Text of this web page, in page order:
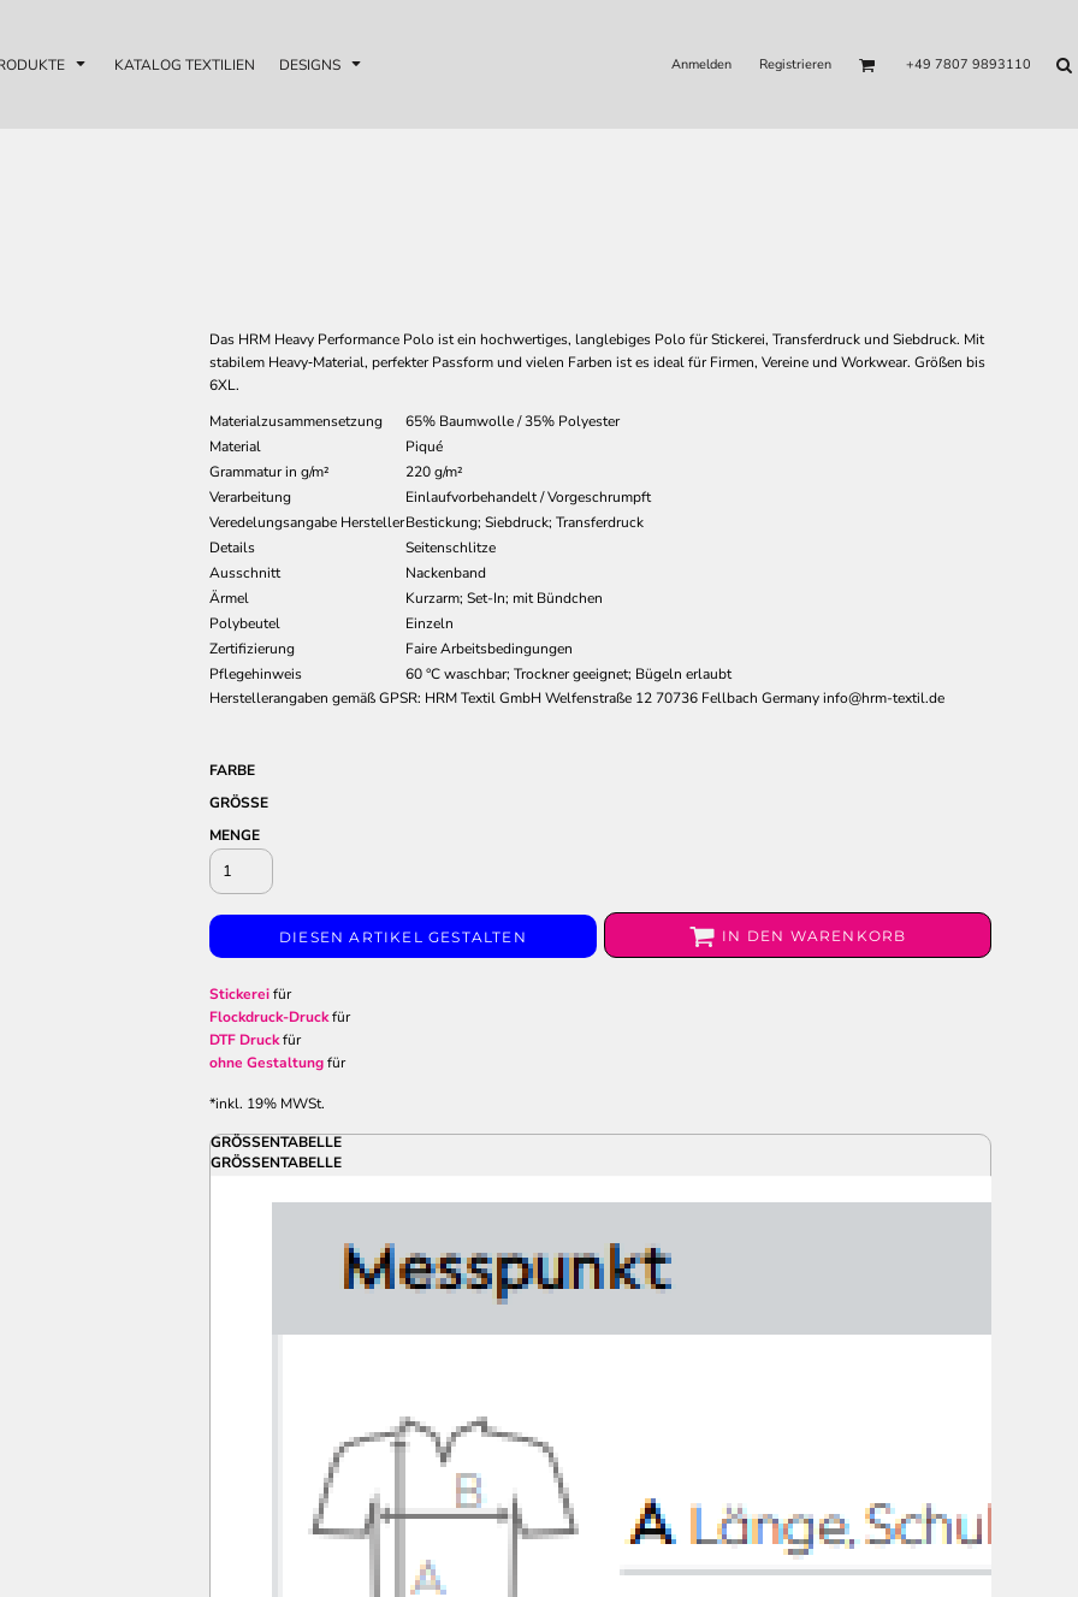
KATALOG TEXTILIEN DESIGNS Anmelden Registrieren +49 7807 9893110
Das HRM Heavy Performance Polo ist ein hochwertiges, langlebiges Polo für Stickerei, Transferdruck und Siebdruck. Mit
stabilem Heavy‑Material, perfekter Passform und vielen Farben ist es ideal für Firmen, Vereine und Workwear. Größen bis
6XL.
Materialzusammensetzung
65% Baumwolle / 35% Polyester
Material
Piqué
Grammatur in g/m²
220 g/m²
Verarbeitung
Einlaufvorbehandelt / Vorgeschrumpft
Veredelungsangabe HerstellerBestickung; Siebdruck; Transferdruck
Details
Seitenschlitze
Ausschnitt
Nackenband
Ärmel
Kurzarm; Set-In; mit Bündchen
Polybeutel
Einzeln
Zertifizierung
Faire Arbeitsbedingungen
Pflegehinweis
60 °C waschbar; Trockner geeignet; Bügeln erlaubt
Herstellerangaben gemäß GPSR: HRM Textil GmbH Welfenstraße 12 70736 Fellbach Germany info@hrm-textil.de
FARBE
GRÖSSE
MENGE
DIESEN ARTIKEL GESTALTEN IN DEN WARENKORB
Stickereifür
Flockdruck-Druckfür
DTF Druckfür
ohne Gestaltungfür
*inkl. 19% MWSt.
GRÖSSENTABELLE
GRÖSSENTABELLE